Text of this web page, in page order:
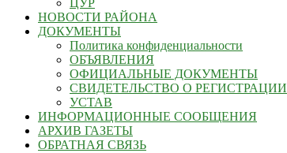
ЦУР
НОВОСТИ РАЙОНА
ДОКУМЕНТЫ
Политика конфиденциальности
ОБЪЯВЛЕНИЯ
ОФИЦИАЛЬНЫЕ ДОКУМЕНТЫ
СВИДЕТЕЛЬСТВО О РЕГИСТРАЦИИ
УСТАВ
ИНФОРМАЦИОННЫЕ СООБЩЕНИЯ
АРХИВ ГАЗЕТЫ
ОБРАТНАЯ СВЯЗЬ